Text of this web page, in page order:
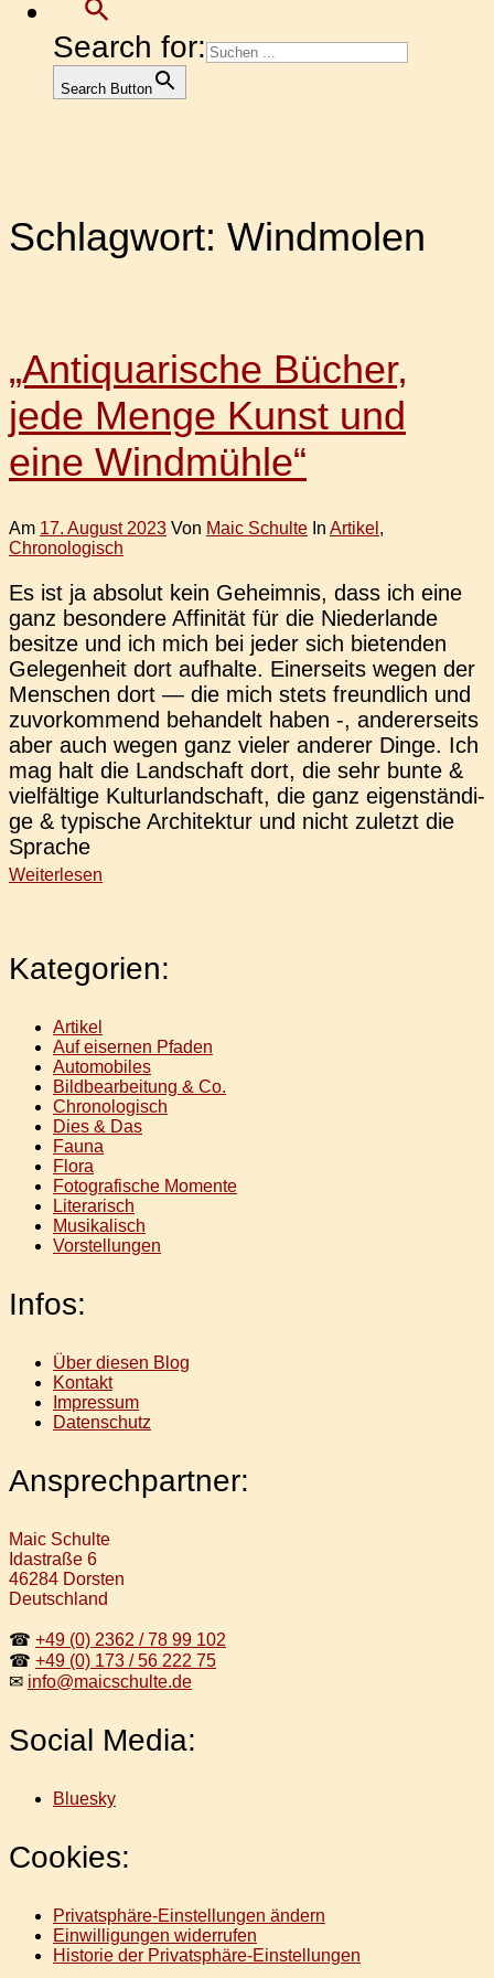
Search for:
Search Button
Schlagwort: Windmolen
„Antiquarische Bücher,
jede Menge Kunst und
eine Windmühle“
Am 17. August 2023 Von Maic Schulte In Artikel ,
Chronologisch
Es ist ja abso­lut kein Geheim­nis, dass ich eine
ganz beson­de­re Affi­ni­tät für die Nie­der­lan­de
besit­ze und ich mich bei jeder sich bie­ten­den
Gele­gen­heit dort auf­hal­te. Einer­seits wegen der
Men­schen dort — die mich stets freund­lich und
zuvor­kom­mend behan­delt haben -, ande­rer­seits
aber auch wegen ganz vieler ande­rer Dinge. Ich
mag halt die Land­schaft dort, die sehr bunte &
viel­fäl­ti­ge Kul­tur­land­schaft, die ganz eigen­stän­di­
ge & typi­sche Archi­tek­tur und nicht zuletzt die
Sprache
Weiterlesen
Kategorien:
Artikel
Auf eisernen Pfaden
Automobiles
Bildbearbeitung & Co.
Chronologisch
Dies & Das
Fauna
Flora
Fotografische Momente
Literarisch
Musikalisch
Vorstellungen
Infos:
Über diesen Blog
Kontakt
Impressum
Datenschutz
Ansprechpartner:
Maic Schulte
Idastraße 6
46284 Dorsten
Deutschland
☎ +49 (0) 2362 / 78 99 102
☎ +49 (0) 173 / 56 222 75
✉ info@maicschulte.de
Social Media:
Bluesky
Cookies:
Privatsphäre-Einstellungen ändern
Einwilligungen widerrufen
Historie der Privatsphäre-Einstellungen